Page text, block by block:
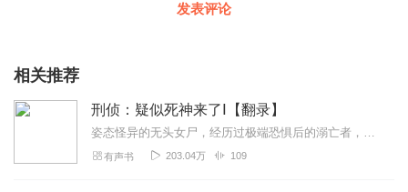
发表评论
相关推荐
刑侦：疑似死神来了Ⅰ【翻录】
姿态怪异的无头女尸，经历过极端恐惧后的溺亡者，他们是一次失败的杀人计划的产物？还是精心安排的画面？死者本以为是一次简单的邂逅，风花雪月的浪漫...
有声书 203.04万 109